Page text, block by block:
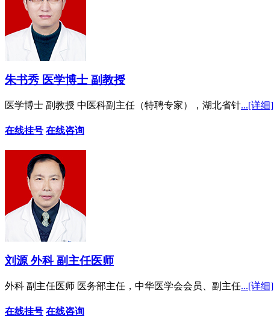
朱书秀 医学博士 副教授
医学博士 副教授 中医科副主任（特聘专家），湖北省针...[详细]
在线挂号 在线咨询
刘源 外科 副主任医师
外科 副主任医师 医务部主任，中华医学会会员、副主任...[详细]
在线挂号 在线咨询